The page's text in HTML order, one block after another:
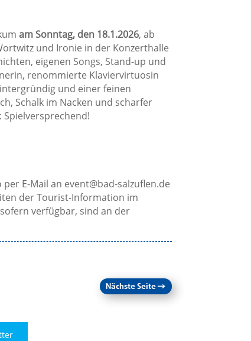
am Sonntag, den 18.1.2026, ab
und Ironie in der Konzerthalle
eigenen Songs, Stand-up und
renommierte Klaviervirtuosin
und einer feinen
Schalk im Nacken und scharfer
per E-Mail an event@bad-salzuflen.de
der Tourist-Information im
verfügbar, sind an der
Nächste Seite→